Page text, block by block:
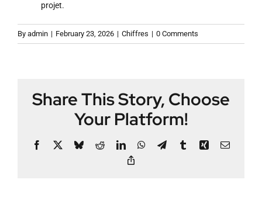
projet.
By admin | February 23, 2026 | Chiffres | 0 Comments
Share This Story, Choose
Your Platform!
Facebook BlueskyRedditLinkedInWhatsApp
TelegramTumblrXing Email